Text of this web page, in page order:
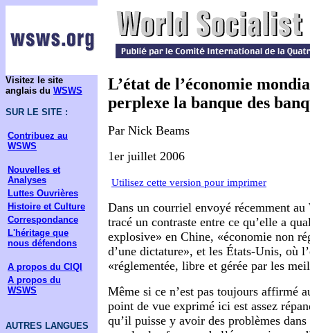
Visitez le site
anglais du WSWS
SUR LE SITE :
Contribuez au
WSWS
Nouvelles et
Analyses
Luttes Ouvrières
Histoire et Culture
Correspondance
L'héritage que
nous défendons
A propos du CIQI
A propos du
WSWS
AUTRES LANGUES
L’état de l’économie
perplexe la banque des
Par Nick Beams
1er juillet 2006
Utilisez cette version pour imprimer
Dans un courriel envoyé récemment
tracé un contraste entre ce qu’elle a
explosive» en Chine, «économie non
d’une dictature», et les États-Unis, où
«réglementée, libre et gérée par les
Même si ce n’est pas toujours affirmé
point de vue exprimé ici est assez
qu’il puisse y avoir des problèmes